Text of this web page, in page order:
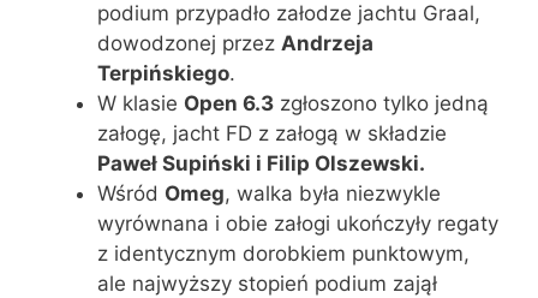
podium przypadło załodze jachtu Graal,
dowodzonej przez Andrzeja
Terpińskiego.
W klasie Open 6.3 zgłoszono tylko jedną
załogę, jacht FD z załogą w składzie
Paweł Supiński i Filip Olszewski.
Wśród Omeg, walka była niezwykle
wyrównana i obie załogi ukończyły regaty
z identycznym dorobkiem punktowym,
ale najwyższy stopień podium zajął